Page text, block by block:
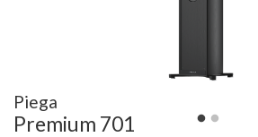
Piega
Premium 701